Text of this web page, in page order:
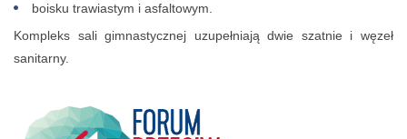
boisku trawiastym i asfaltowym.
Kompleks sali gimnastycznej uzupełniają dwie szatnie i węzeł
sanitarny.